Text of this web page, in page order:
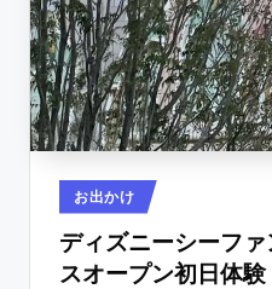
Posted
in
お出かけ
ディズニーシーフ
スオープン初日体験